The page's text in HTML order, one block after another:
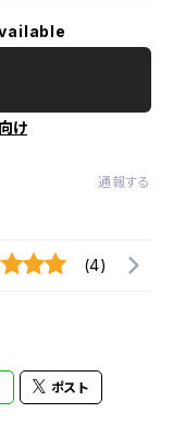
け
通報する
(4)
ポスト